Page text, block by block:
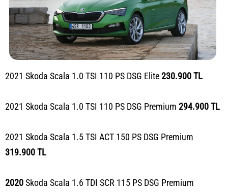
2021 Skoda Scala 1.0 TSI 110 PS DSG Elite230.900 TL
2021 Skoda Scala 1.0 TSI 110 PS DSG Premium 294.900 TL
2021 Skoda Scala 1.5 TSI ACT 150 PS DSG Premium
319.900 TL
2020Skoda Scala 1.6 TDI SCR 115 PS DSG Premium